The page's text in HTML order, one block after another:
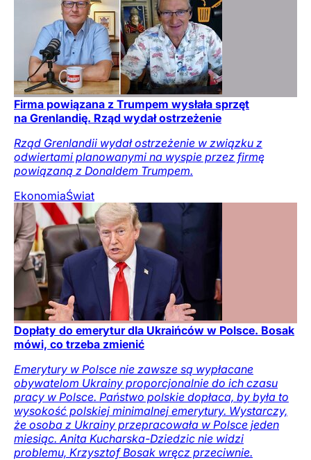
Firma powiązana z Trumpem wysłała sprzęt
na Grenlandię. Rząd wydał ostrzeżenie
Rząd Grenlandii wydał ostrzeżenie w związku z
odwiertami planowanymi na wyspie przez firmę
powiązaną z Donaldem Trumpem.
EkonomiaŚwiat
Dopłaty do emerytur dla Ukraińców w Polsce. Bosak
mówi, co trzeba zmienić
Emerytury w Polsce nie zawsze są wypłacane
obywatelom Ukrainy proporcjonalnie do ich czasu
pracy w Polsce. Państwo polskie dopłaca, by była to
wysokość polskiej minimalnej emerytury. Wystarczy,
że osoba z Ukrainy przepracowała w Polsce jeden
miesiąc. Anita Kucharska-Dziedzic nie widzi
problemu, Krzysztof Bosak wręcz przeciwnie.